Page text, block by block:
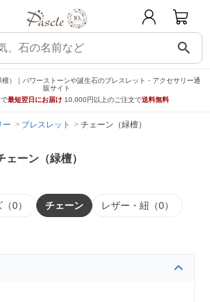
search
）｜パワーストーンや誕生石のブレスレット・アクセサリー通
販サイト
最短翌日にお届け 10,000円以上のご注文で送料無料
ー ブレスレット チェーン（緑檀）
ェーン（緑檀）
0） チェーン レザー・紐（0）